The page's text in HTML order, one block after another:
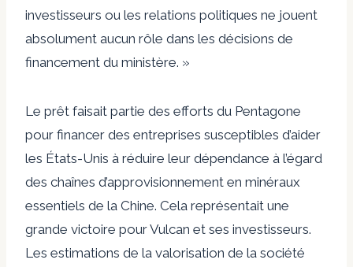
investisseurs ou les relations politiques ne jouent
absolument aucun rôle dans les décisions de
financement du ministère. »
Le prêt faisait partie des efforts du Pentagone
pour financer des entreprises susceptibles d’aider
les États-Unis à réduire leur dépendance à l’égard
des chaînes d’approvisionnement en minéraux
essentiels de la Chine. Cela représentait une
grande victoire pour Vulcan et ses investisseurs.
Les estimations de la valorisation de la société